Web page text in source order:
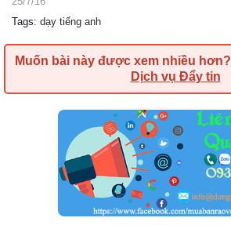
Tags: dạy tiếng anh
Muốn bài này được xem nhiều hơn?
Dịch vụ Đẩy tin